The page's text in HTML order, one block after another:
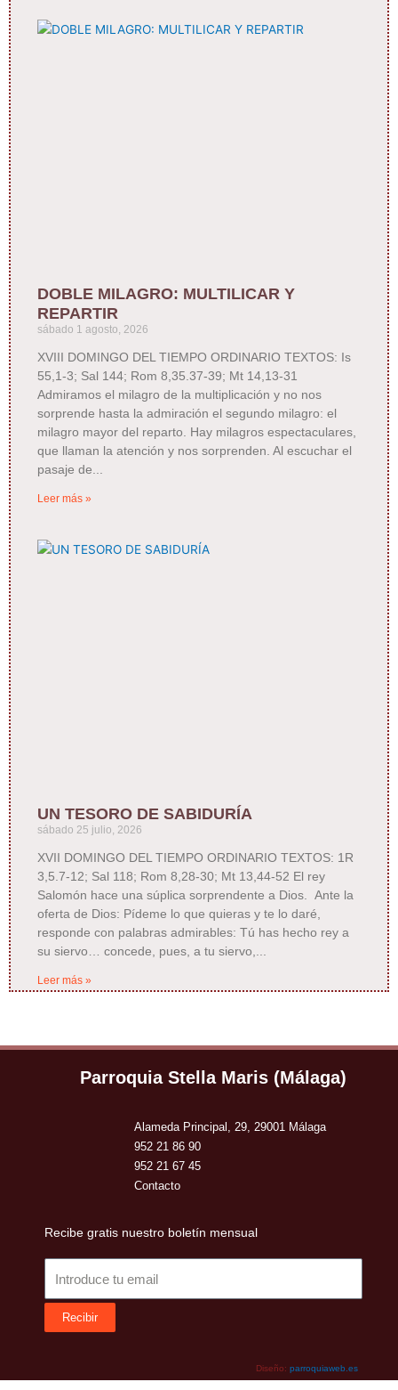
DOBLE MILAGRO: MULTILICAR Y
REPARTIR
sábado 1 agosto, 2026
XVIII DOMINGO DEL TIEMPO ORDINARIO TEXTOS: Is
55,1-3; Sal 144; Rom 8,35.37-39; Mt 14,13-31
Admiramos el milagro de la multiplicación y no nos
sorprende hasta la admiración el segundo milagro: el
milagro mayor del reparto. Hay milagros espectaculares,
que llaman la atención y nos sorprenden. Al escuchar el
pasaje de
Leer más »
UN TESORO DE SABIDURÍA
sábado 25 julio, 2026
XVII DOMINGO DEL TIEMPO ORDINARIO TEXTOS: 1R
3,5.7-12; Sal 118; Rom 8,28-30; Mt 13,44-52 El rey
Salomón hace una súplica sorprendente a Dios. Ante la
oferta de Dios: Pídeme lo que quieras y te lo daré,
responde con palabras admirables: Tú has hecho rey a
su siervo… concede, pues, a tu siervo,
Leer más »
Parroquia Stella Maris (Málaga)
Alameda Principal, 29, 29001 Málaga
952 21 86 90
952 21 67 45
Contacto
Recibe gratis nuestro boletín mensual
Recibir
Diseño: parroquiaweb.es